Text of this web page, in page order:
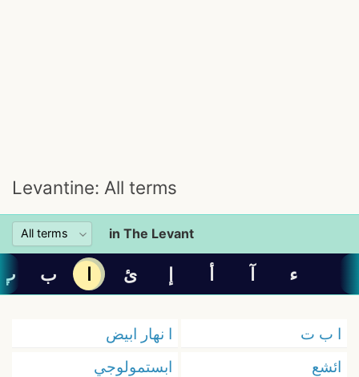
Levantine: All terms
in The Levant
ء آ أ إ ئ ا ب
ا ب ت
ا نهار ابيض
ائشع
ابستمولوجي